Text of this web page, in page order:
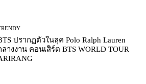
ปรากฏตัวในลุค Polo Ralph Lauren
ลางงาน คอนเสิร์ต BTS WORLD TOUR